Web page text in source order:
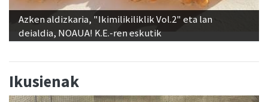
Azken aldizkaria, "Ikimilikiliklik Vol.2" eta lan
deialdia, NOAUA! K.E.-ren eskutik
Ikusienak